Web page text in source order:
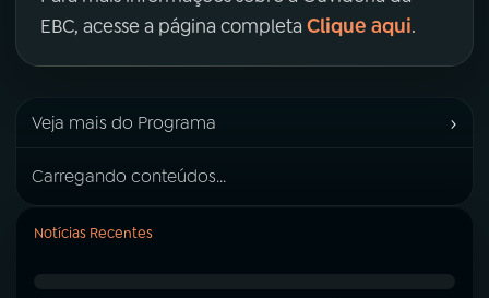
EBC, acesse a página completa Clique aqui.
Veja mais do Programa ›
Carregando conteúdos...
Notícias Recentes